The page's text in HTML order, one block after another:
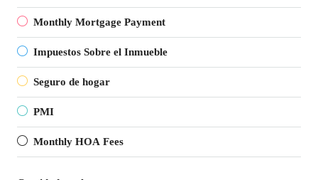
Monthly Mortgage Payment
Impuestos Sobre el Inmueble
Seguro de hogar
PMI
Monthly HOA Fees